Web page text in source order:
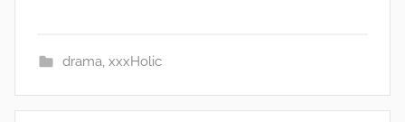
drama, xxxHolic